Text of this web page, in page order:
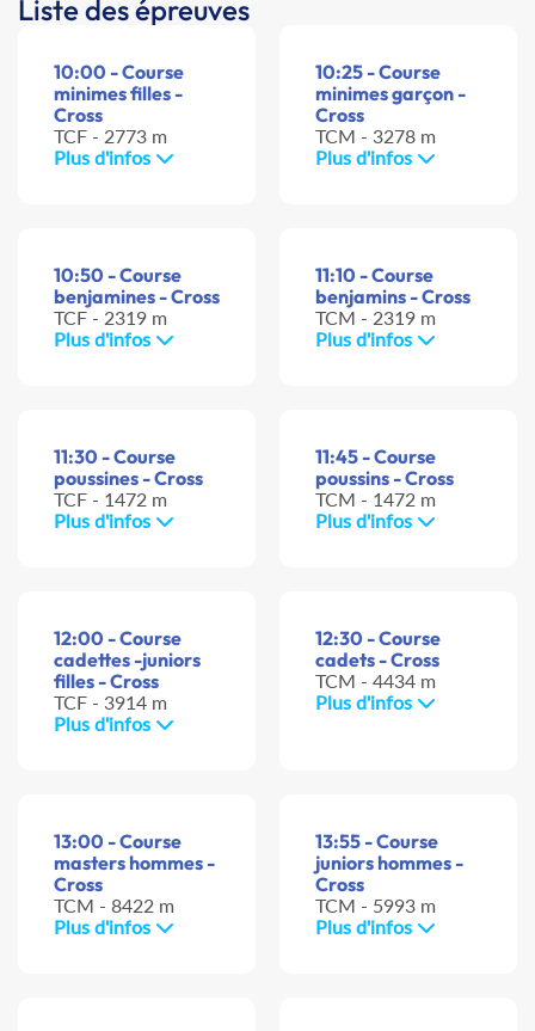
Liste des épreuves
10:00 - Course
minimes filles -
Cross
TCF - 2773 m
Plus d'infos
10:25 - Course
minimes garçon -
Cross
TCM - 3278 m
Plus d'infos
10:50 - Course
benjamines - Cross
TCF - 2319 m
Plus d'infos
11:10 - Course
benjamins - Cross
TCM - 2319 m
Plus d'infos
11:30 - Course
poussines - Cross
TCF - 1472 m
Plus d'infos
11:45 - Course
poussins - Cross
TCM - 1472 m
Plus d'infos
12:00 - Course
cadettes -juniors
filles - Cross
TCF - 3914 m
Plus d'infos
12:30 - Course
cadets - Cross
TCM - 4434 m
Plus d'infos
13:00 - Course
masters hommes -
Cross
TCM - 8422 m
Plus d'infos
13:55 - Course
juniors hommes -
Cross
TCM - 5993 m
Plus d'infos